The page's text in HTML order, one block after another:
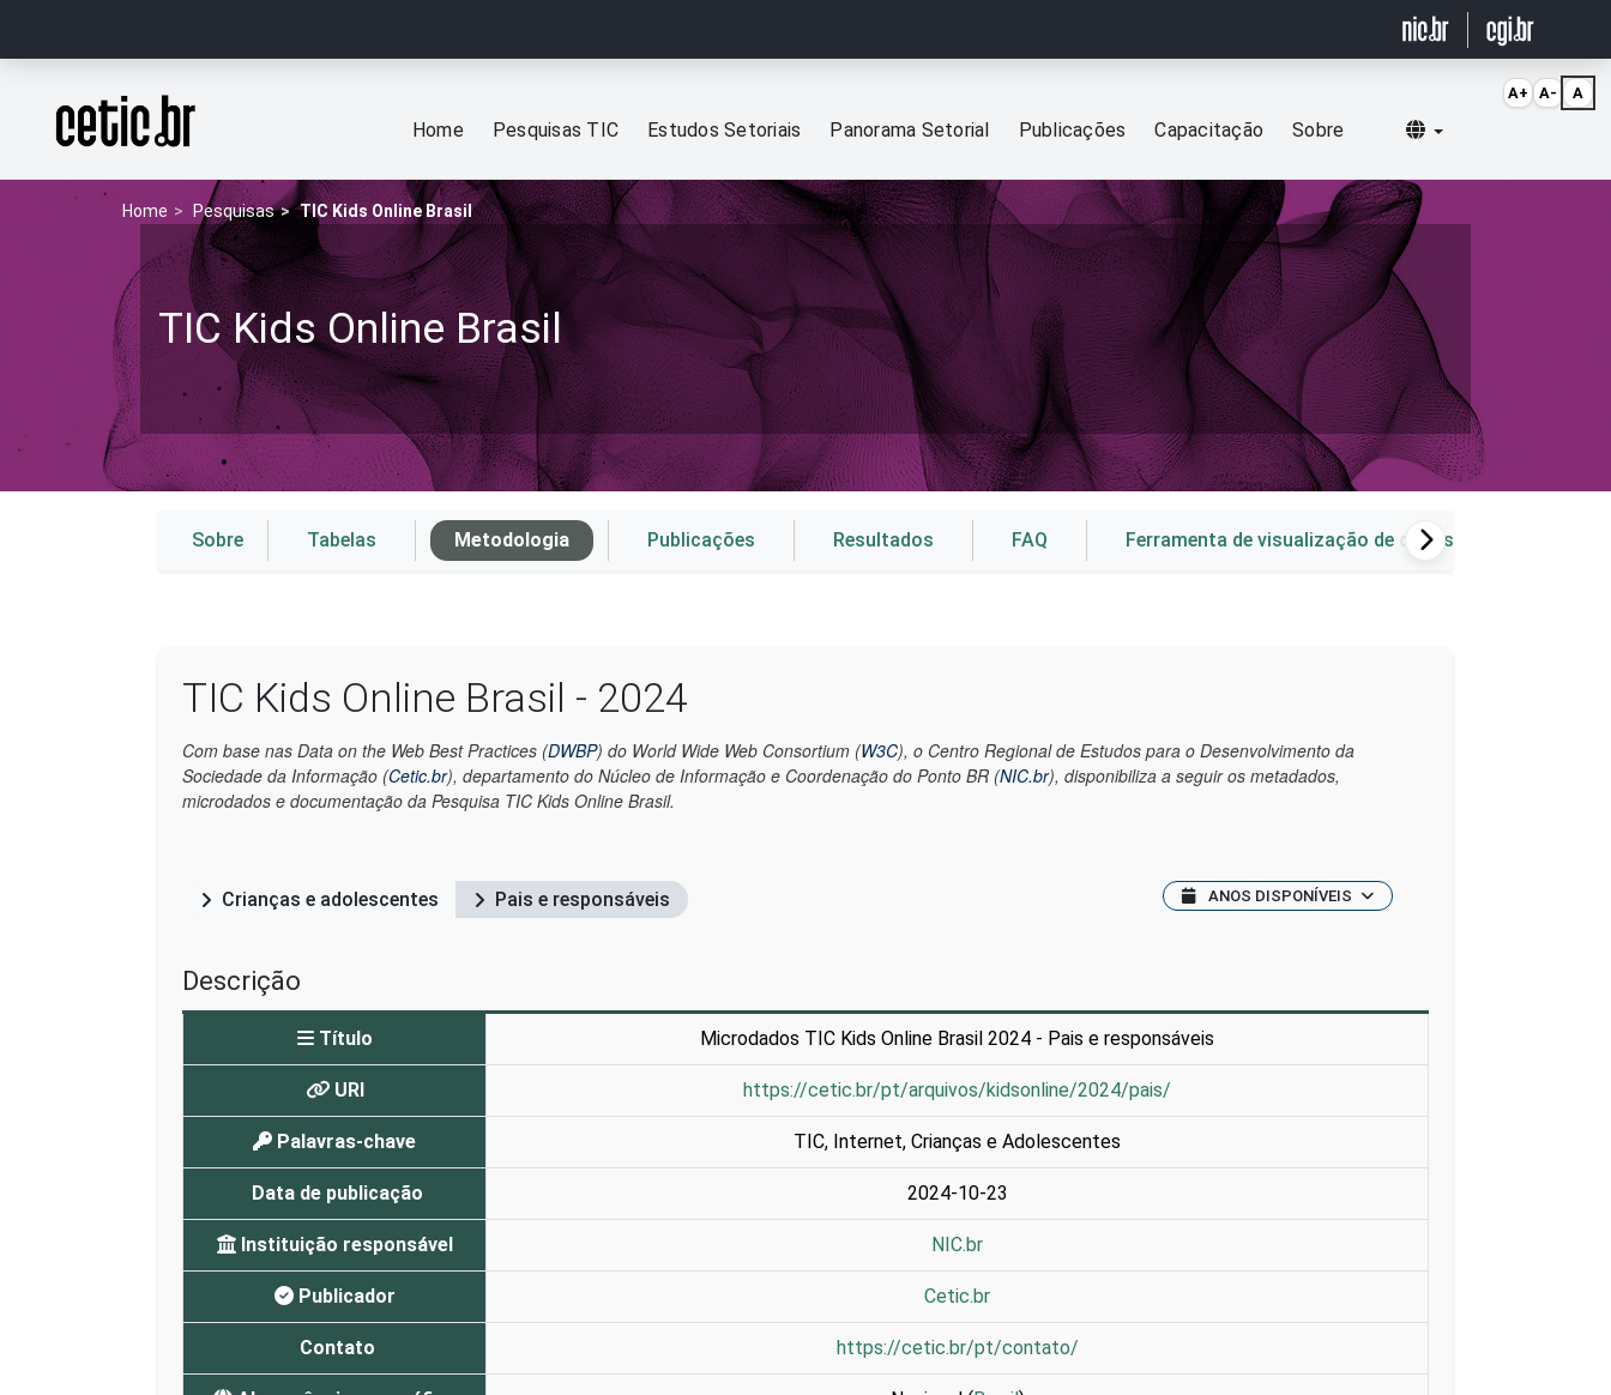
Página inicial
Home Pesquisas TIC Estudos Setoriais Panorama Setorial Publicações Capacitação Sobre Selecionar idioma
Home Pesquisas TIC Kids Online Brasil
TIC Kids Online Brasil
Sobre Tabelas Metodologia Publicações Resultados FAQ Ferramenta de visualização de dados
TIC Kids Online Brasil - 2024
Com base nas Data on the Web Best Practices (DWBP) do World Wide Web Consortium (W3C), o Centro Regional de Estudos para o Desenvolvimento da
Sociedade da Informação (Cetic.br), departamento do Núcleo de Informação e Coordenação do Ponto BR (NIC.br), disponibiliza a seguir os metadados,
microdados e documentação da Pesquisa TIC Kids Online Brasil.
Crianças e adolescentes Pais e responsáveis ANOS DISPONÍVEIS
Descrição
Título Microdados TIC Kids Online Brasil 2024 - Pais e responsáveis
URI https://cetic.br/pt/arquivos/kidsonline/2024/pais/
Palavras-chave TIC, Internet, Crianças e Adolescentes
Data de publicação 2024-10-23
Instituição responsável NIC.br
Publicador Cetic.br
Contato https://cetic.br/pt/contato/
A+ A- A